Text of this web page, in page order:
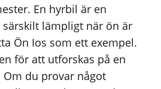
En hyrbil är en
lämpligt när ön är
Ön Ios som ett exempel.
för att utforskas på en
du provar något